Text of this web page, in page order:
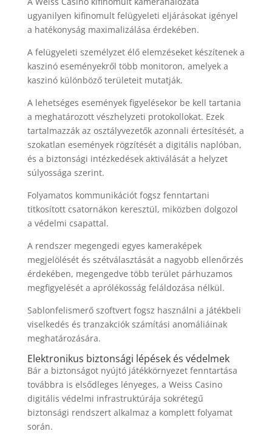
ugyanilyen kifinomult felügyeleti eljárásokat igényel
a hatékonyság maximalizálása érdekében.
A felügyeleti személyzet élő elemzéseket készítenek a
kaszinó eseményekről több monitoron, amelyek a
kaszinó különböző területeit mutatják.
A lehetséges események figyelésekor be kell tartania
a meghatározott vészhelyzeti protokollokat. Ezek
tartalmazzák az osztályvezetők azonnali értesítését, a
szokatlan események rögzítését a digitális naplóban,
és a biztonsági intézkedések aktiválását a helyzet
súlyossága szerint.
Folyamatos kommunikációt fogsz fenntartani
titkosított csatornákon keresztül, miközben dolgozol
a védelmi csapattal.
A rendszer megengedi egyes kameraképek
megjelölését és szétválasztását a nagyobb ellenőrzés
érdekében, megengedve több terület párhuzamos
megfigyelését a aprólékosság feláldozása nélkül.
Sablonfelismerő szoftvert fogsz használni a játékbeli
viselkedés és tranzakciók számítási anomáliáinak
meghatározására.
Elektronikus biztonsági lépések és védelmek
Bár a biztonságot nyújtó játékkörnyezet fenntartása
továbbra is elsődleges lényeges, a Weiss Casino
digitális védelmi infrastruktúrája sokrétegű
biztonsági rendszert alkalmaz a komplett folyamat
során.